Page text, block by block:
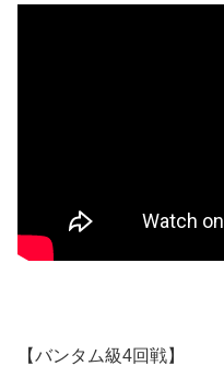
【バンタム級4回戦】